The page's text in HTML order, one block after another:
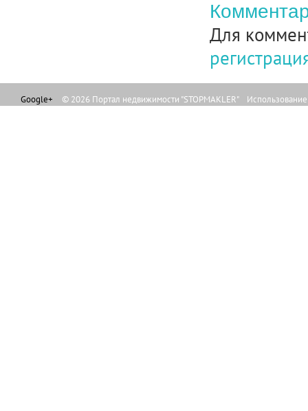
Для
Google+ © 2026 Портал недвижимости "STOPMAKLER"